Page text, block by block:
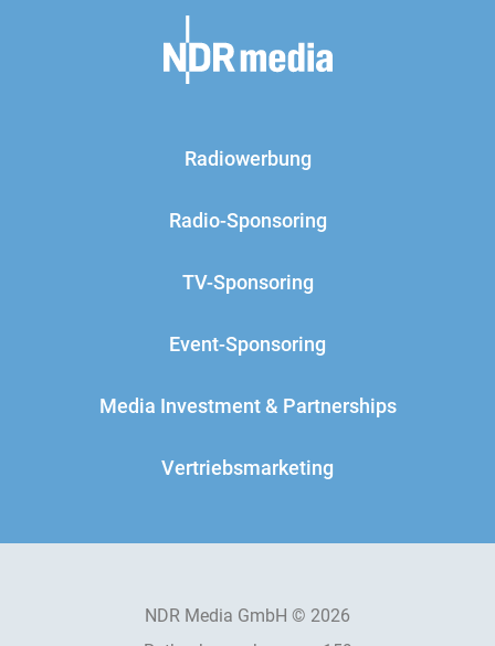
Radiowerbung
Radio-Sponsoring
TV-Sponsoring
Event-Sponsoring
Media Investment & Partnerships
Vertriebsmarketing
NDR Media GmbH © 2026